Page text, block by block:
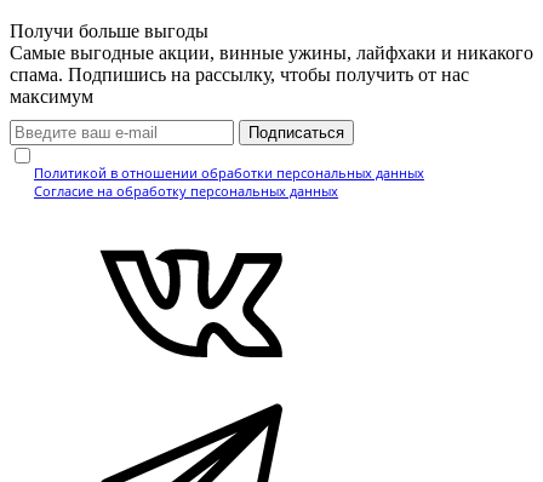
Получи больше выгоды
Самые выгодные акции, винные ужины, лайфхаки и никакого
спама. Подпишись на рассылку, чтобы получить от нас
максимум
Подписаться
Политикой в отношении обработки персональных данных
Согласие на обработку персональных данных